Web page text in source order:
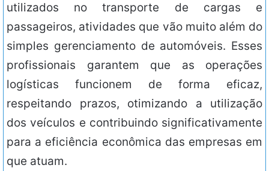
utilizados no transporte de cargas e
passageiros, atividades que vão muito além do
simples gerenciamento de automóveis. Esses
profissionais garantem que as operações
logísticas funcionem de forma eficaz,
respeitando prazos, otimizando a utilização
dos veículos e contribuindo significativamente
para a eficiência econômica das empresas em
que atuam.